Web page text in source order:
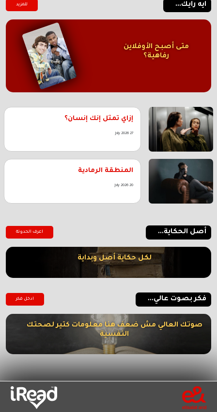
ايه رايك... للمزيد
متى أصبح الأوفلاين
رفاهية؟
إزاي تمثل إنك إنسان؟
27 July 2026
المنطقة الرمادية
20 July 2026
أصل الحكاية... اعرف الحدوتة
لكل حكاية أصل وبداية
فكر بصوت عالي... ادخل فكر
صوتك العالي مش ضعف هنا معلومات كتير لصحتك
النفسية